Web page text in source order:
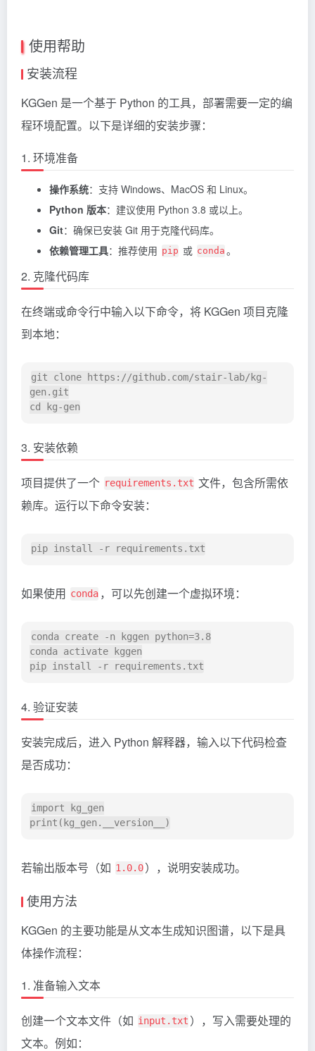
使用帮助
安装流程
KGGen 是一个基于 Python 的工具，部署需要一定的编
程环境配置。以下是详细的安装步骤：
1. 环境准备
操作系统：支持 Windows、MacOS 和 Linux。
Python 版本：建议使用 Python 3.8 或以上。
Git：确保已安装 Git 用于克隆代码库。
依赖管理工具：推荐使用 pip 或 conda 。
2. 克隆代码库
在终端或命令行中输入以下命令，将 KGGen 项目克隆
到本地：
git clone https://github.com/stair-lab/kg-
gen.git
3. 安装依赖
项目提供了一个 requirements.txt 文件，包含所需依
赖库。运行以下命令安装：
如果使用 conda ，可以先创建一个虚拟环境：
conda create -n kggen python=3.8
conda activate kggen
4. 验证安装
安装完成后，进入 Python 解释器，输入以下代码检查
是否成功：
import kg_gen
若输出版本号（如 1.0.0），说明安装成功。
使用方法
KGGen 的主要功能是从文本生成知识图谱，以下是具
体操作流程：
1. 准备输入文本
创建一个文本文件（如 input.txt ），写入需要处理的
文本。例如：